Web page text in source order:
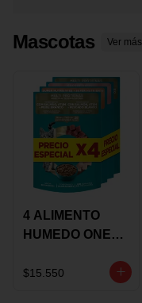
Mascotas Ver más
4 ALIMENTO
HUMEDO ONE
85 GRS
$15.550